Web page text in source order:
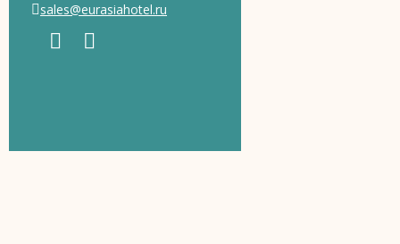
sales@eurasiahotel.ru